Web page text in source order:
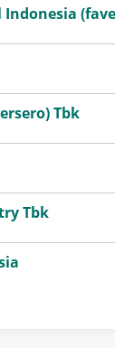
Tbk
Tbk